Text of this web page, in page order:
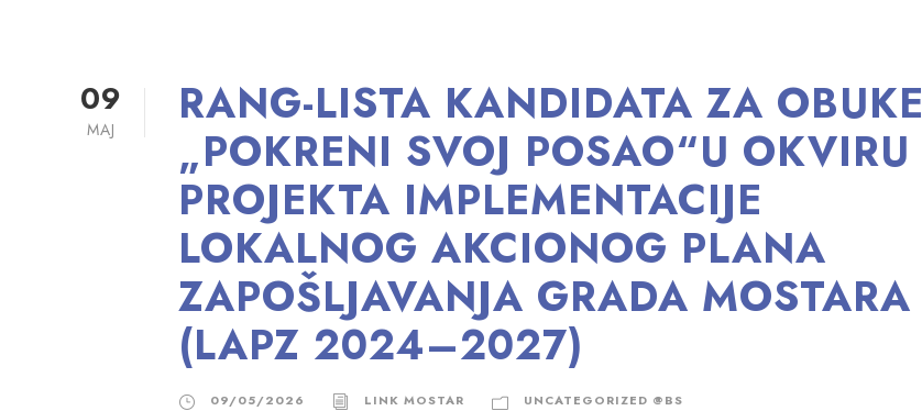
09
MAJ
RANG-LISTA KANDIDATA ZA OBUKE
„POKRENI SVOJ POSAO“U OKVIRU
PROJEKTA IMPLEMENTACIJE
LOKALNOG AKCIONOG PLANA
ZAPOŠLJAVANJA GRADA MOSTARA
(LAPZ 2024–2027)
09/05/2026 LINK MOSTAR UNCATEGORIZED @BS